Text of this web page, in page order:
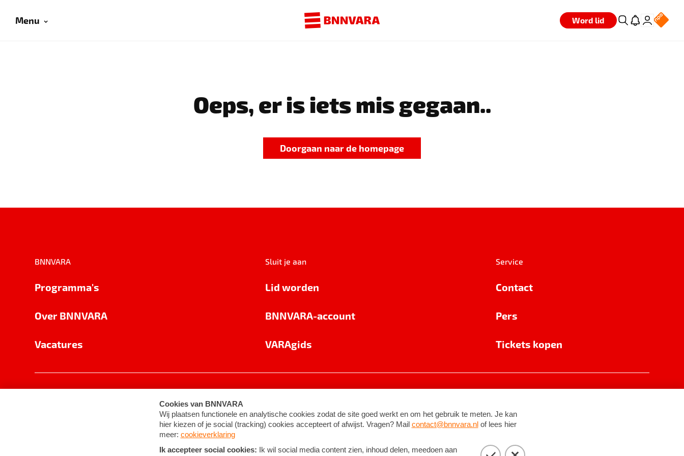
Menu Word lid
Oeps, er is iets mis gegaan..
Doorgaan naar de homepage
BNNVARA
Programma's
Over BNNVARA
Vacatures
Sluit je aan
Lid worden
BNNVARA-account
VARAgids
Service
Contact
Pers
Tickets kopen
Cookie-instellingen Algemene voorwaarden ©2026BNNVARA